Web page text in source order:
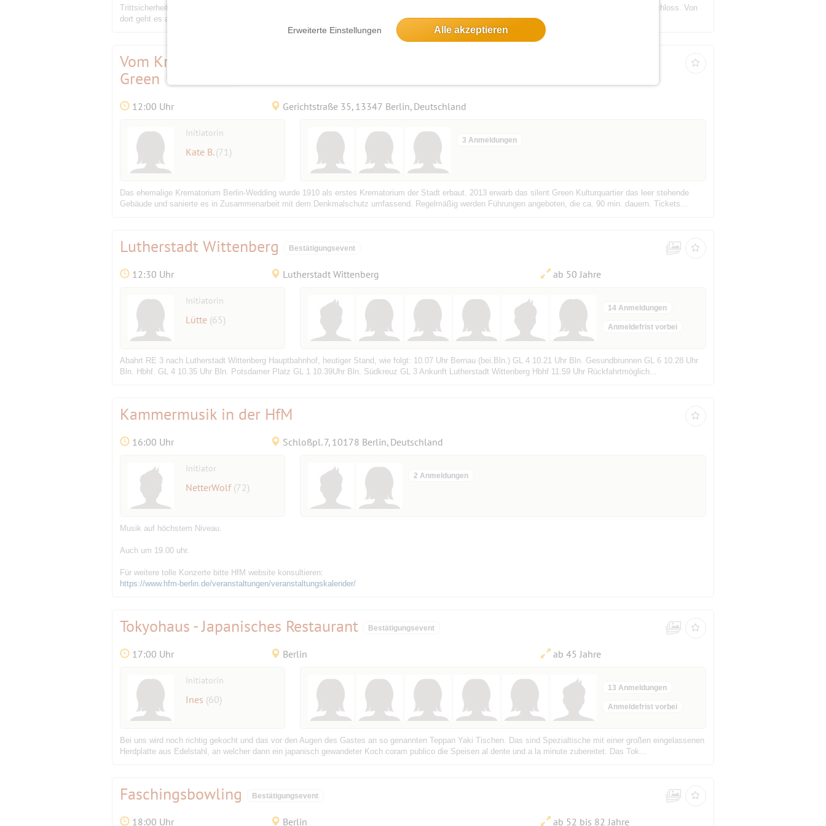
Erweiterte Einstellungen Alle akzeptieren
Trittsicherheit notwendig! Die Tour ist ca 11 km lang. Die Geschwindigkeit wird 4,5 km/h betragen. Sie beginnt an der Fähre Müggelbergallee/ Wendenschloss. Von
dort geht es an der Dahme bis Marienlust. Dann über den Müggelberg zum Teufelsee und Rübezahl. Im Anschluss laufen wir am Müggelsee entlang ...
Vom Krematorium zum Kulturquartier - Historische Führung Silent
Green
12:00 Uhr Gerichtstraße 35, 13347 Berlin, Deutschland
Initiatorin
Kate B. (71)
3 Anmeldungen
Das ehemalige Krematorium Berlin-Wedding wurde 1910 als erstes Krematorium der Stadt erbaut. 2013 erwarb das silent Green Kulturquartier das leer stehende
Gebäude und sanierte es in Zusammenarbeit mit dem Denkmalschutz umfassend. Regelmäßig werden Führungen angeboten, die ca. 90 min. dauern. Tickets...
Lutherstadt Wittenberg Bestätigungsevent
12:30 Uhr Lutherstadt Wittenberg ab 50 Jahre
Initiatorin
Lütte (65)
14 Anmeldungen
Anmeldefrist vorbei
Abahrt RE 3 nach Lutherstadt Wittenberg Hauptbahnhof, heutiger Stand, wie folgt: 10.07 Uhr Bernau (bei.Bln.) GL 4 10.21 Uhr Bln. Gesundbrunnen GL 6 10.28 Uhr
Bln. Hbhf. GL 4 10.35 Uhr Bln. Potsdamer Platz GL 1 10.39Uhr Bln. Südkreuz GL 3 Ankunft Lutherstadt Wittenberg Hbhf 11.59 Uhr Rückfahrtmöglich...
Kammermusik in der HfM
16:00 Uhr Schloßpl. 7, 10178 Berlin, Deutschland
Initiator
NetterWolf (72)
2 Anmeldungen
Musik auf höchstem Niveau.
Auch um 19.00 uhr.
Für weitere tolle Konzerte bitte HfM website konsultieren:
https://www.hfm-berlin.de/veranstaltungen/veranstaltungskalender/
Tokyohaus - Japanisches Restaurant Bestätigungsevent
17:00 Uhr Berlin ab 45 Jahre
Initiatorin
Ines (60)
13 Anmeldungen
Anmeldefrist vorbei
Bei uns wird noch richtig gekocht und das vor den Augen des Gastes an so genannten Teppan Yaki Tischen. Das sind Spezialtische mit einer großen eingelassenen
Herdplatte aus Edelstahl, an welcher dann ein japanisch gewandeter Koch coram publico die Speisen al dente und a la minute zubereitet. Das Tok...
Faschingsbowling Bestätigungsevent
18:00 Uhr Berlin ab 52 bis 82 Jahre